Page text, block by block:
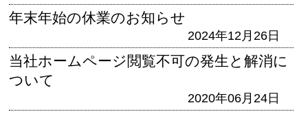
年末年始の休業のお知らせ
2024年12月26日
当社ホームページ閲覧不可の発生と解消に
ついて
2020年06月24日